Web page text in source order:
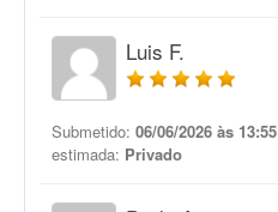
Luis F.
Submetido: 06/06/2026 às 13:55
estimada: Privado